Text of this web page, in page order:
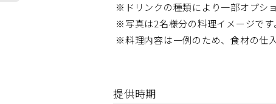
※ドリンクの種類により一部オプシ
※写真は2名様分の料理イメージです
※料理内容は一例のため、食材の仕
提供時期